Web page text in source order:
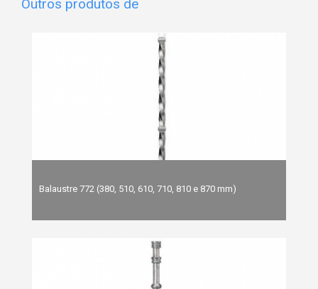
Outros produtos de
Balaustre 772 (380, 510, 610, 710, 810 e 870 mm)